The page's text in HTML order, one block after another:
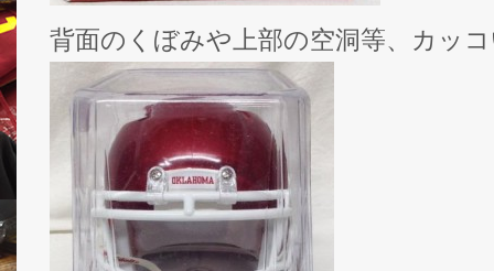
背面のくぼみや上部の空洞等、カッ